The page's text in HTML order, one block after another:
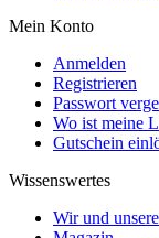
Mein Konto
Anmelden
Registrieren
Passwort
Wo ist meine
Gutschein
Wissenswertes
Wir und